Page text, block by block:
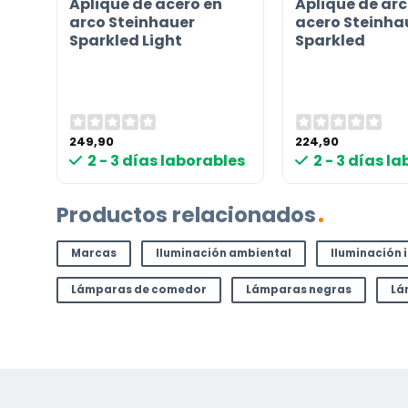
Contáctenos. Puede comunicarse con nosotros
correo electrónico a
info@lamparas-en-linea.es
Aplique de acero en
arco Steinhauer
Sparkled Light
249,90
2 - 3 días laborables
Aplique de
acero
Sparkled
224,90
2 - 3 días
Productos relacionados
Marcas Iluminación ambiental Iluminación
Lámparas de comedor Lámparas negras